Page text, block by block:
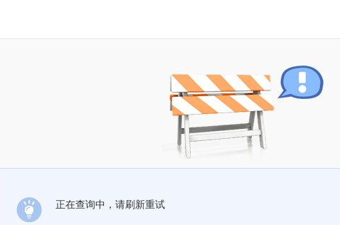
正在查询中，请刷新重试